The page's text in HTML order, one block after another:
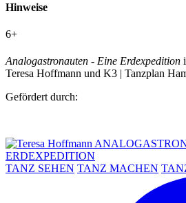
Hinweise
6+
Analogastronauten - Eine Erdexpedition
Teresa Hoffmann und K3 | Tanzplan
Gefördert durch:
TANZ SEHEN TANZ MACHEN